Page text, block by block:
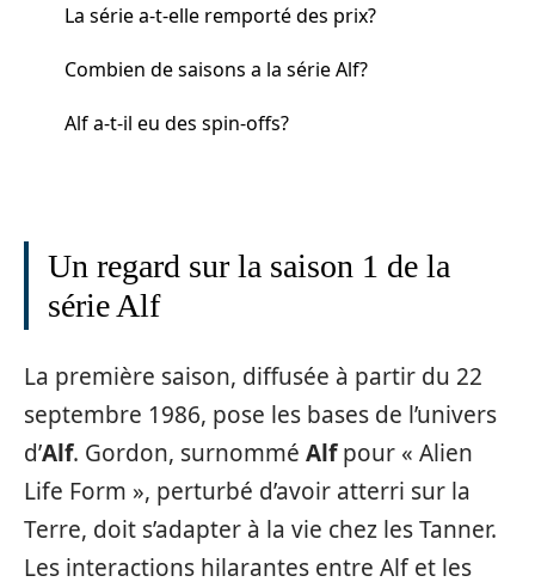
La série a-t-elle remporté des prix?
Combien de saisons a la série Alf?
Alf a-t-il eu des spin-offs?
Un regard sur la saison 1 de la
série Alf
La première saison, diffusée à partir du 22
septembre 1986, pose les bases de l’univers
d’Alf. Gordon, surnommé Alfpour « Alien
Life Form », perturbé d’avoir atterri sur la
Terre, doit s’adapter à la vie chez les Tanner.
Les interactions hilarantes entre Alf et les